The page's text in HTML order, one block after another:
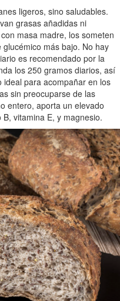
ligeros, sino saludables.
grasas añadidas ni
masa madre, los someten
más bajo. No hay
es recomendado por la
los 250 gramos diarios, así
para acompañar en los
sin preocuparse de las
entero, aporta un elevado
vitamina E, y magnesio.